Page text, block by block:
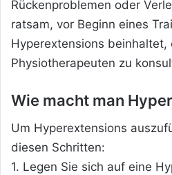
Rückenproblemen oder
ratsam, vor Beginn eines
Hyperextensions beinhaltet,
Physiotherapeuten zu
Wie macht man
Um Hyperextensions
diesen Schritten:
1. Legen Sie sich auf eine